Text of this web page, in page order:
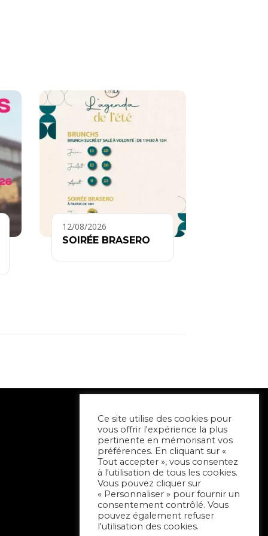
12/08/2026
SOIRÉE BRASERO
Ce site utilise des cookies pour
vous offrir l'expérience la plus
pertinente en mémorisant vos
préférences. En cliquant sur «
Tout accepter », vous consentez
à l'utilisation de tous les cookies.
Vous pouvez cliquer sur
« Personnaliser » pour fournir un
consentement contrôlé. Vous
pouvez également refuser
l'utilisation des cookies.